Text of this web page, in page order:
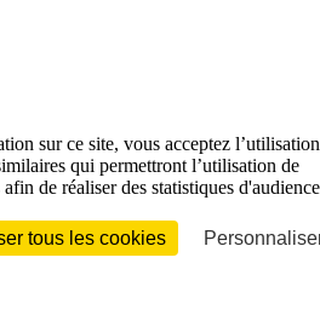
/
VerbatimAu fil des (e)X
sur ce site, vous acceptez l’utilisation
qui permettront l’utilisation de
de réaliser des statistiques d'audience
tous les cookies